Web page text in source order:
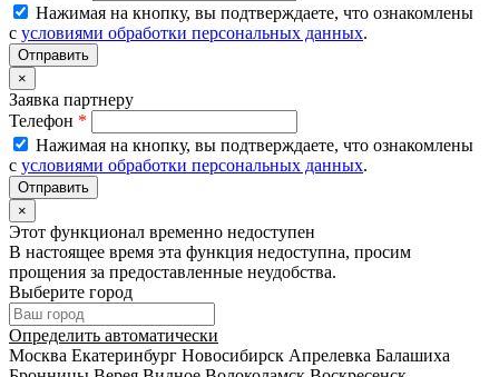
Нажимая на кнопку, вы подтверждаете, что ознакомлены
с условиями обработки персональных данных.
×
Заявка партнеру
Телефон *
Нажимая на кнопку, вы подтверждаете, что ознакомлены
с условиями обработки персональных данных.
×
Этот функционал временно недоступен
В настоящее время эта функция недоступна, просим
прощения за предоставленные неудобства.
Выберите город
Определить автоматически
Москва Екатеринбург Новосибирск Апрелевка Балашиха